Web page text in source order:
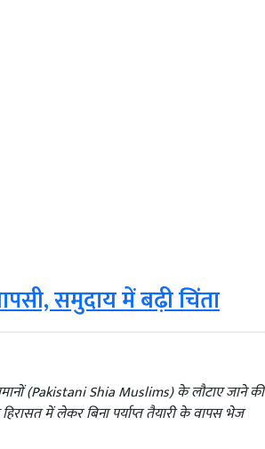
समुदाय में बढ़ी चिंता
(Pakistani Shia Muslims) के लौटाए जाने की
में लेकर बिना पर्याप्त तैयारी के वापस भेज